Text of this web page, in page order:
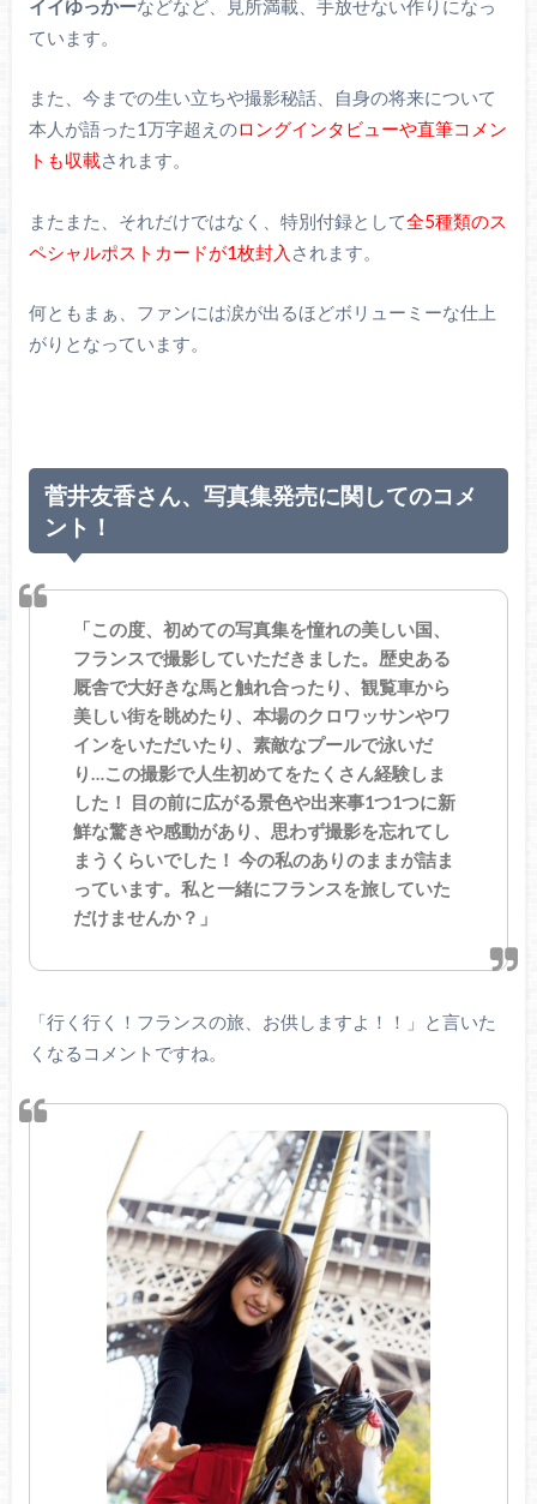
イイゆっかーなどなど、見所満載、手放せない作りになっ
ています。
また、今までの生い立ちや撮影秘話、自身の将来について
本人が語った1万字超えのロングインタビューや直筆コメン
トも収載されます。
またまた、それだけではなく、特別付録として全5種類のス
ペシャルポストカードが1枚封入 されます。
何ともまぁ、ファンには涙が出るほどボリューミーな仕上
がりとなっています。
菅井友香さん、写真集発売に関してのコメ
ント！
「この度、初めての写真集を憧れの美しい国、
フランスで撮影していただきました。歴史ある
厩舎で大好きな馬と触れ合ったり、観覧車から
美しい街を眺めたり、本場のクロワッサンやワ
インをいただいたり、素敵なプールで泳いだ
り…この撮影で人生初めてをたくさん経験しま
した！ 目の前に広がる景色や出来事1つ1つに新
鮮な驚きや感動があり、思わず撮影を忘れてし
まうくらいでした！ 今の私のありのままが詰ま
っています。私と一緒にフランスを旅していた
だけませんか？」
「行く行く！フランスの旅、お供しますよ！！」と言いた
くなるコメントですね。